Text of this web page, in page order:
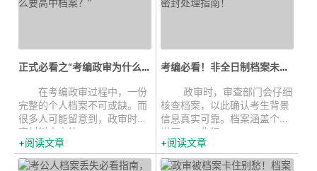
正式必看之“考编政审为什么要高...
在考编政审过程中，一份
完整的个人档案不可或缺。而
很多人可能留意到，政审时档
案材料审查往...
阅读文章
考编必看！非全日制档案未密封处理...
政审时，审查部门会仔细
核查档案，以此确认考生背景
信息真实可靠。档案涵盖个人
学历、工作经...
阅读文章